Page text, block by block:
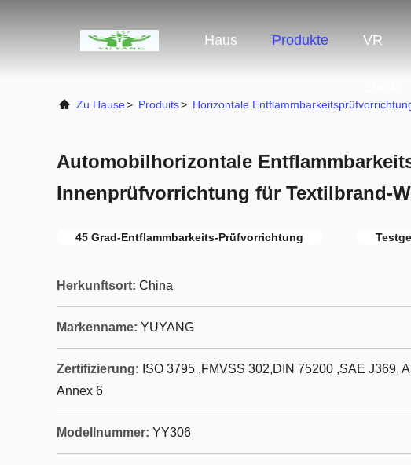
Haus Produkte VR
Zu Hause> Produits> Horizontale
Automobilhorizontale
Innenprüfvorrichtung für Textilbrand-
45 Grad-Entflammbarkeits-Prüfvorrichtung
Herkunftsort: China
Markenname: YUYANG
Zertifizierung: ISO 3795 ,FMVSS 302,DIN 75200 ,SAE J369,
Annex 6
Modellnummer: YY306